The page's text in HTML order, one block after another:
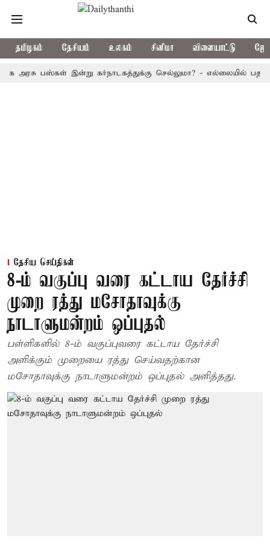
தமிழகம் தேசியம் உலகம் சினிமா விளையாட்டு
பஸ்கள் இன்று கர்நாடகத்துக்கு செல்லுமா? - எல்லையில் பதற்றம்;
தேசிய செய்திகள்
8-ம் வகுப்பு வரை கட்டாய தேர்ச்சி
முறை ரத்து மசோதாவுக்கு
நாடாளுமன்றம் ஒப்புதல்
பள்ளிகளில் 8-ம் வகுப்புவரை கட்டாய தேர்ச்சி
அளிக்கும் முறையை ரத்து செய்வதற்கான
மசோதாவுக்கு நாடாளுமன்றம் ஒப்புதல் அளித்தது.